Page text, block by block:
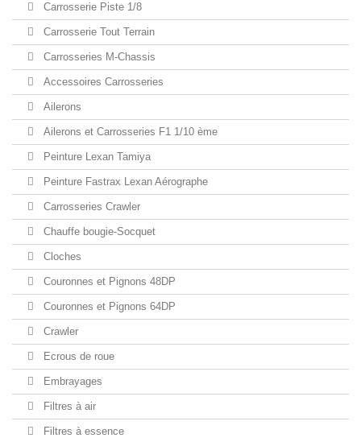
Carrosserie Piste 1/8
Carrosserie Tout Terrain
Carrosseries M-Chassis
Accessoires Carrosseries
Ailerons
Ailerons et Carrosseries F1 1/10 ème
Peinture Lexan Tamiya
Peinture Fastrax Lexan Aérographe
Carrosseries Crawler
Chauffe bougie-Socquet
Cloches
Couronnes et Pignons 48DP
Couronnes et Pignons 64DP
Crawler
Ecrous de roue
Embrayages
Filtres à air
Filtres à essence